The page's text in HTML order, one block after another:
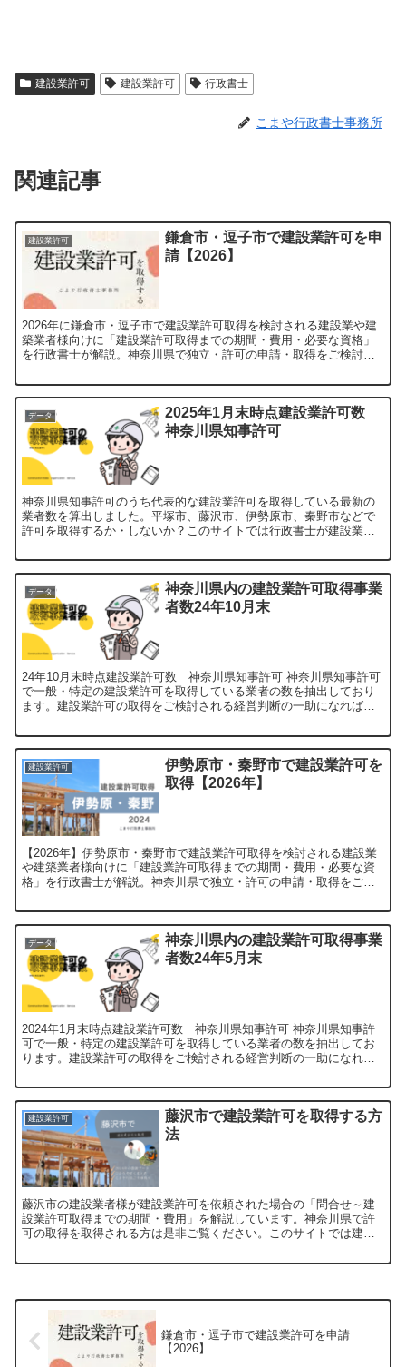
建設業許可 建設業許可 行政書士
こまや行政書士事務所
関連記事
建設業許可
鎌倉市・逗子市で建設業許可を申
請【2026】
2026年に鎌倉市・逗子市で建設業許可取得を検討される建設業や建
築業者様向けに「建設業許可取得までの期間・費用・必要な資格」
を行政書士が解説。神奈川県で独立・許可の申請・取得をご検討中
データ
2025年1月末時点建設業許可数
神奈川県知事許可
神奈川県知事許可のうち代表的な建設業許可を取得している最新の
業者数を算出しました。平塚市、藤沢市、伊勢原市、秦野市などで
許可を取得するか・しないか？このサイトでは行政書士が建設業・
データ
神奈川県内の建設業許可取得事業
者数24年10月末
24年10月末時点建設業許可数 神奈川県知事許可 神奈川県知事許可
で一般・特定の建設業許可を取得している業者の数を抽出しており
ます。建設業許可の取得をご検討される経営判断の一助になれば幸
建設業許可
伊勢原市・秦野市で建設業許可を
取得【2026年】
【2026年】伊勢原市・秦野市で建設業許可取得を検討される建設業
や建築業者様向けに「建設業許可取得までの期間・費用・必要な資
格」を行政書士が解説。神奈川県で独立・許可の申請・取得をご検
データ
神奈川県内の建設業許可取得事業
者数24年5月末
2024年1月末時点建設業許可数 神奈川県知事許可 神奈川県知事許
可で一般・特定の建設業許可を取得している業者の数を抽出してお
ります。建設業許可の取得をご検討される経営判断の一助になれば
建設業許可
藤沢市で建設業許可を取得する方
法
藤沢市の建設業者様が建設業許可を依頼された場合の「問合せ～建
設業許可取得までの期間・費用」を解説しています。神奈川県で許
可の取得を取得される方は是非ご覧ください。このサイトでは建設
す。
鎌倉市・逗子市で建設業許可を申請
【2026】